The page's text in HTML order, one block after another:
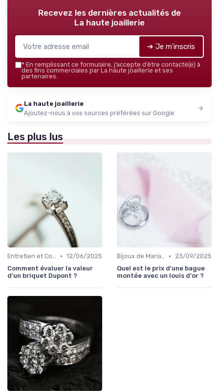
Recevez les dernières actualités de
La haute joaillerie
➔ Je m'inscris
* En remplissant ce formulaire, j’accepte d’être contacté(e) à
des fins commerciales par La haute joaillerie et ses
partenaires.
La haute joaillerie
Ajoutez-nous à vos sources préférées sur Google
Les plus lus
Entretien et Conservation des Bijoux • 12/06/2025
Comment évaluer la valeur
d'un briquet Dupont ?
Bijoux de Mariage et de Fiançailles •
23/09/2025
Quel est le prix d'une bague
montée avec un louis d'or ?